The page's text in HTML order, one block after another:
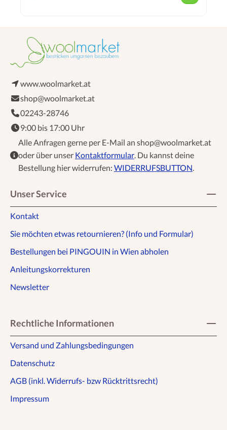
www.woolmarket.at
shop@woolmarket.at
02243-28746
9:00 bis 17:00 Uhr
Alle Anfragen gerne per E-Mail an shop@woolmarket.at
oder über unser Kontaktformular. Du kannst deine
Bestellung hier widerrufen: WIDERRUFSBUTTON.
Unser Service
Kontakt
Sie möchten etwas retournieren? (Info und Formular)
Bestellungen bei PINGOUIN in Wien abholen
Anleitungskorrekturen
Newsletter
Rechtliche Informationen
Versand und Zahlungsbedingungen
Datenschutz
AGB (inkl. Widerrufs- bzw Rücktrittsrecht)
Impressum